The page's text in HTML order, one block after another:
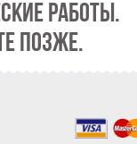
РАБОТЫ.
ПОЗЖЕ.